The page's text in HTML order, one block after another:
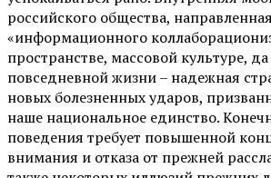
российского общества,
«информационного
пространстве, массовой культуре,
повседневной жизни – надежная
новых болезненных ударов,
наше национальное единство.
поведения требует повышенной
внимания и отказа от прежней